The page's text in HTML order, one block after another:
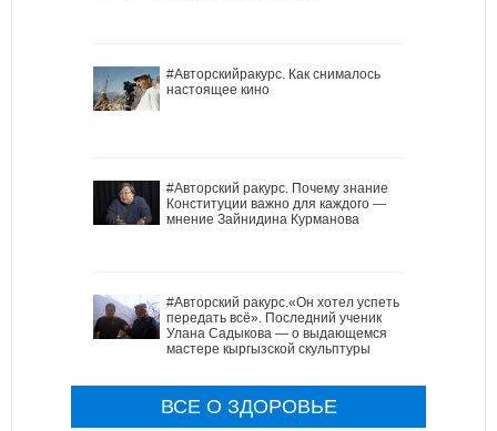
#Авторскийракурс. Как снималось
настоящее кино
#Авторский ракурс. Почему знание
Конституции важно для каждого —
мнение Зайнидина Курманова
#Авторский ракурс.«Он хотел успеть
передать всё». Последний ученик
Улана Садыкова — о выдающемся
мастере кыргызской скульптуры
ВСЕ О ЗДОРОВЬЕ